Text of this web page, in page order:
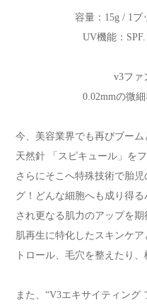
容量：15g / 1プ
UV機能：
v3ファ
0.02mmの微
今、美容業界でも再びブー
天然針 「スピキュール」を
さらにそこへ特殊技術で胎
グ！どんな細胞へも成り得
され更なる肌力のアップを期
肌再生に特化したスキンケ
トロール、毛穴を整えたり
また、“V3エキサイティング